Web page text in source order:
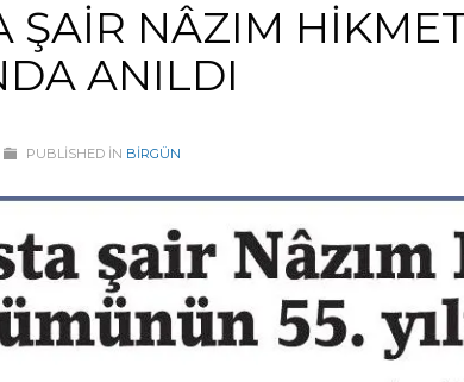
ŞAİR NÂZIM
ANILDI
PUBLISHED IN BİRGÜN